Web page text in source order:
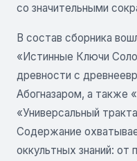
со значительными
В состав сборника
«Истинные Ключи
древности с
Абогназаром, а также
«Универсальный
Содержание
оккультных знаний: от